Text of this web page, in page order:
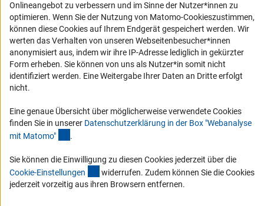
Barriere melden
DFG-aktuell
Erhalten Sie Neuigkeiten aus der DFG direkt in Ihr Mailpostfach oder
schauen Sie sich die Ausgaben online an.
© 2026 DFG
Impressum Datenschutz Cookie-Einstellungen
Kontakt
Service
Onlineangebot zu verbessern und im Sinne der Nutzer*innen zu
optimieren. Wenn Sie der Nutzung von Matomo-Cookieszustimmen,
können diese Cookies auf Ihrem Endgerät gespeichert werden. Wir
werten das Verhalten von unseren Webseitenbesucher*innen
anonymisiert aus, indem wir ihre IP-Adresse lediglich in gekürzter
Form erheben. Sie können von uns als Nutzer*in somit nicht
identifiziert werden. Eine Weitergabe Ihrer Daten an Dritte erfolgt
nicht.
Eine genaue Übersicht über möglicherweise verwendete Cookies
finden Sie in unserer Datenschutzerklärung in der Box "Webanalyse
mit Matomo" .
Sie können die Einwilligung zu diesen Cookies jederzeit über die
Cookie-Einstellungen (interner Link)
widerrufen. Zudem können Sie die Cookies
jederzeit vorzeitig aus ihren Browsern entfernen.